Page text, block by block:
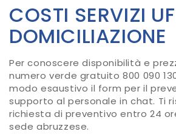
COSTI SERVIZI
DOMICILIAZIONE
Per conoscere disponibilità e
numero verde gratuito 800 090
modo esaustivo il form per il
supporto al personale in chat. Ti
richiesta di preventivo entro 24
sede abruzzese.